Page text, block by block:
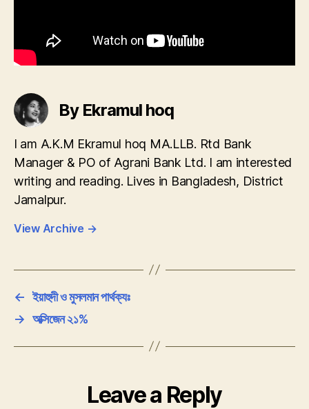
By Ekramul hoq
I am A.K.M Ekramul hoq MA.LLB. Rtd Bank
Manager & PO of Agrani Bank Ltd. I am interested
writing and reading. Lives in Bangladesh, District
Jamalpur.
View Archive →
← ইয়াহুদী ও মুসলমান পার্থক্যঃ
→ অক্সিজেন ২১%
Leave a Reply